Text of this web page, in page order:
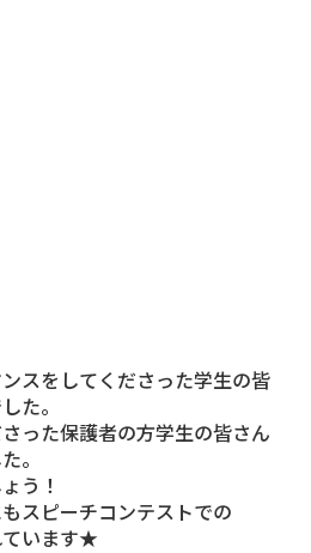
スをしてくださった学生の皆
た。
った保護者の方学生の皆さん
。
う！
スピーチコンテストでの
ています★